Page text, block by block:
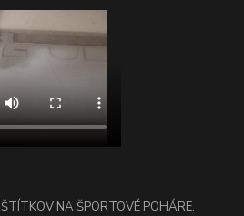
NA ŠPORTOVÉ POHÁRE.